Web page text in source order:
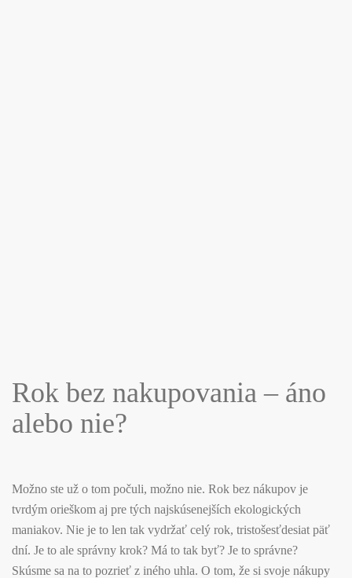
Rok bez nakupovania – áno
alebo nie?
Možno ste už o tom počuli, možno nie. Rok bez nákupov je
tvrdým orieškom aj pre tých najskúsenejších ekologických
maniakov. Nie je to len tak vydržať celý rok, tristošesťdesiat päť
dní. Je to ale správny krok? Má to tak byť? Je to správne?
Skúsme sa na to pozrieť z iného uhla. O tom, že si svoje nákupy